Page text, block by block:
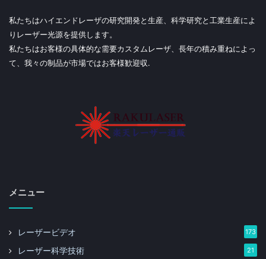
私たちはハイエンドレーザの研究開発と生産、科学研究と工業生産によ
りレーザー光源を提供します。
私たちはお客様の具体的な需要カスタムレーザ、長年の積み重ねによっ
て、我々の制品が市場ではお客様歓迎収.
メニュー
レーザービデオ 173
レーザー科学技術 21